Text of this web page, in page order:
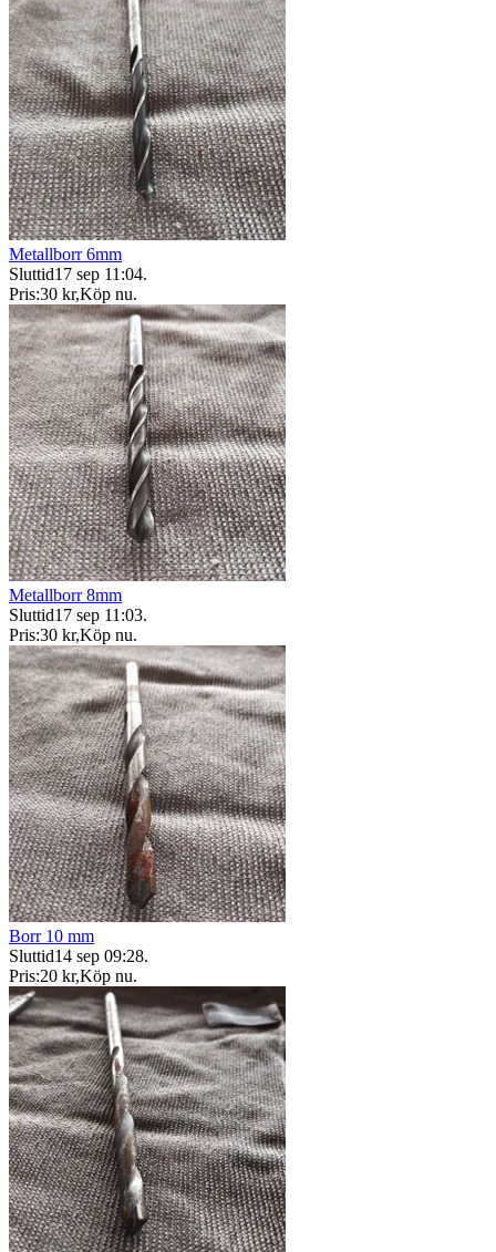
Metallborr 6mm
Sluttid17 sep 11:04.
Pris:30 kr,Köp nu.
Metallborr 8mm
Sluttid17 sep 11:03.
Pris:30 kr,Köp nu.
Borr 10 mm
Sluttid14 sep 09:28.
Pris:20 kr,Köp nu.